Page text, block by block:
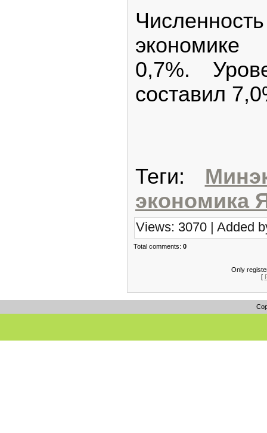
экономике
0,7%.
составил
Теги:
экономика
Views: 3070 | Added
Total comments: 0
Only
[